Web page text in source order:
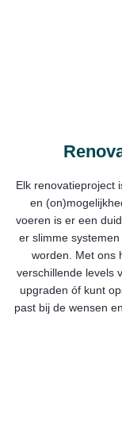
Elk renovatieproject
en
voeren is er een
er slimme
worden. Met ons
verschillende levels
upgraden óf kunt
past bij de wensen